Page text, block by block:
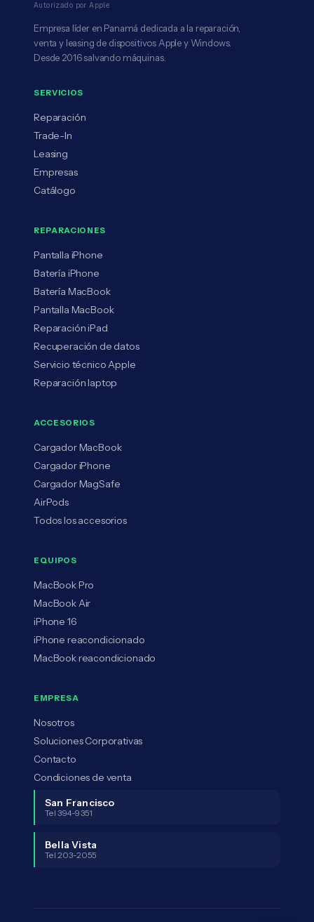
Autorizado por Apple
Empresa líder en Panamá dedicada a la reparación,
venta y leasing de dispositivos Apple y Windows.
Desde 2016 salvando máquinas.
SERVICIOS
Reparación
Trade-In
Leasing
Empresas
Catálogo
REPARACIONES
Pantalla iPhone
Batería iPhone
Batería MacBook
Pantalla MacBook
Reparación iPad
Recuperación de datos
Servicio técnico Apple
Reparación laptop
ACCESORIOS
Cargador MacBook
Cargador iPhone
Cargador MagSafe
AirPods
Todos los accesorios
EQUIPOS
MacBook Pro
MacBook Air
iPhone 16
iPhone reacondicionado
MacBook reacondicionado
EMPRESA
Nosotros
Soluciones Corporativas
Contacto
Condiciones de venta
San Francisco
Tel 394-9351
Bella Vista
Tel 203-2055